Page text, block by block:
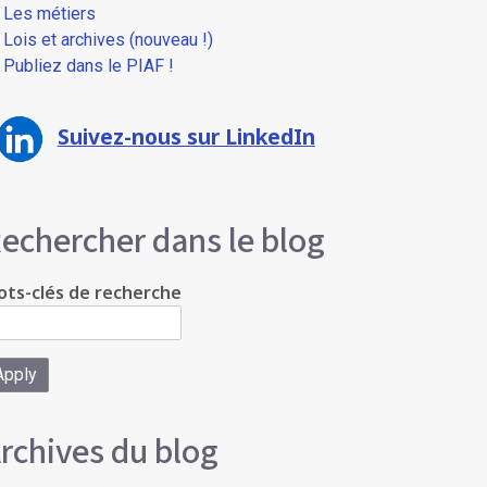
Les métiers
Lois et archives (nouveau !)
Publiez dans le PIAF !
Suivez-nous sur LinkedIn
dans le blog
clés de recherche
du blog